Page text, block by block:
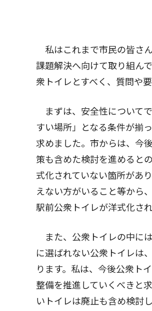
私はこれまで市民の皆さ
課題解決へ向けて取り組ん
衆トイレとすべく、質問や
まずは、安全性について
すい場所」となる条件が揃
求めました。市からは、今
策も含めた検討を進めると
式化されていない箇所があ
えない方がいること等から
駅前公衆トイレが洋式化され
また、公衆トイレの中に
に選ばれない公衆トイレは
ります。私は、今後公衆ト
整備を推進していくべきと
いトイレは廃止も含め検討